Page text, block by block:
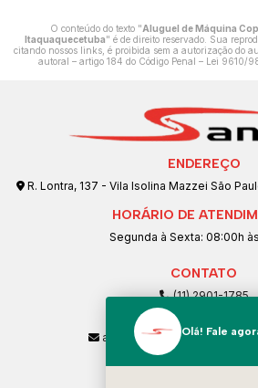
O conteúdo do texto "Aluguel de Máquina
Itaquaquecetuba" é de direito reservado. Sua
citando nossos links, é proibida sem a autorização do
autoral – artigo 184 do Código Penal – Lei 9610/
ENDEREÇO
R. Lontra, 137 - Vila Isolina Mazzei São
HORÁRIO DE
Segunda à Sexta: 08:00h
CONTATO
(11) 2901-1785
(11) 99239-1832
Olá! Fale